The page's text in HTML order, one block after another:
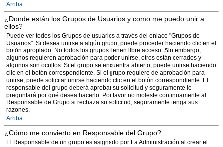
Arriba
¿Donde están los Grupos de Usuarios y como me puedo unir a
ellos?
Puede ver todos los Grupos de usuarios a través del enlace "Grupos de
Usuarios". Si desea unirse a algún grupo, puede proceder haciendo clic en el
botón apropiado. No todos los grupos tienen libre acceso. Sin embargo,
algunos requieren aprobación para poder unirse, otros están cerrados y
algunos son ocultos. Si el grupo se encuentra abierto, puede unirse haciendo
clic en el botón correspondiente. Si el grupo requiere de aprobación para
unirse, puede solicitar unirse haciendo clic en el botón correspondiente. El
responsable del grupo deberá aprobar su solicitud y seguramente le
preguntará por qué desea hacerlo. Por favor no moleste continuamente al
Responsable de Grupo si rechaza su solicitud; seguramente tenga sus
razones.
Arriba
¿Cómo me convierto en Responsable del Grupo?
El Responsable de un grupo es asignado por La Administración al crear el